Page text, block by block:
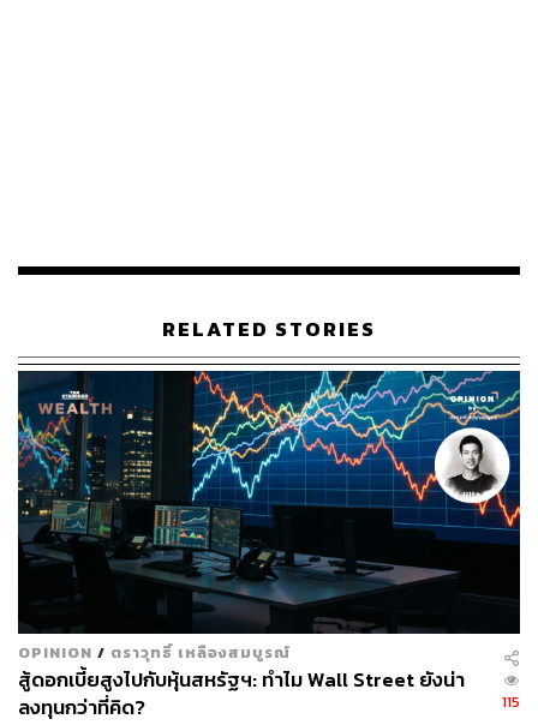
ทางครั้งเดียว
ปัจจุบัน หากต้องการเดินทางจากโตเกียวไปยังโอซาก้าด้วย
ชินคันเซนจะต้องเสียค่าใช้จ่ายประมาณ 29,000 เยน ขณะที่
ตั๋วไป-กลับปกติจากโตเกียวไปเกียวโตแบบจองที่นั่งมีราคา
ประมาณ 28,340 เยน ซึ่งยังถูกกว่า 29,650 เยนสำหรับ JR
Pass แบบ 7 วัน
นักเดินทางคนอื่นๆ กล่าวว่า JR Pass ไม่น่าจะให้ความคุ้มค่า
มากนักหลังจากราคาใหม่มีผลอย่างเป็นทางการ และเป็นที่
น่าสังเกตว่าบัตรประจำภูมิภาคอาจเป็นทางเลือกที่คุ้มค่ากว่า
Soong Cun Kang วัย 35 ปี กล่าวว่า เขาจะพิจารณาใช้บัตรนี้
เฉพาะในกรณีที่เขาวางแผนจะไปเที่ยวหลายเมืองในญี่ปุ่น
เนื่องจากเที่ยวบินภายในประเทศอาจเป็นทางเลือกที่ประหยัด
กว่าหากไปแค่ 1-2 เมือง
RELATED STORIES
OPINION / ตราวุทธิ์ เหลืองสมบูรณ์
สู้ดอกเบี้ยสูงไปกับหุ้นสหรัฐฯ: ทำไม Wall Street ยังน่า
ลงทุนกว่าที่คิด?
115